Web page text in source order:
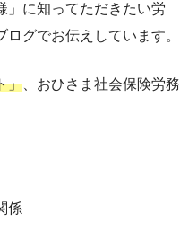
」に知ってただきたい労
グでお伝えしています。
」 、おひさま社会保険労務
係